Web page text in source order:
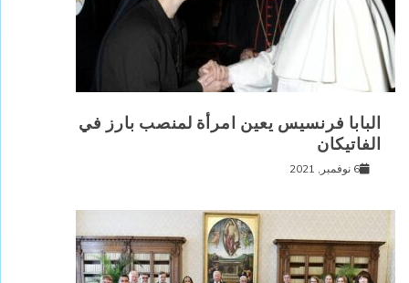
البابا فرنسيس يعين امرأة لمنصب بارز في
الفاتيكان
6 نوفمبر, 2021